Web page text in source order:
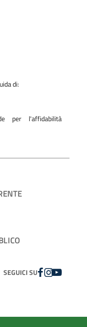
di:
per l'affidabilità
SEGUICI SUFACEBOOK
INSTAGRAM
YOUTUBE